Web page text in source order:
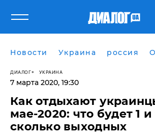
Новости Украина россия
ДИАЛОГ УКРАИНА
7 марта 2020, 19:30
Как отдыхают
мае-2020: что будет 1
сколько выходных